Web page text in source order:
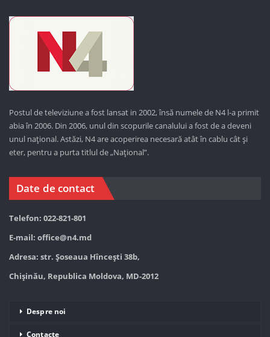
Postul de televiziune a fost lansat in 2002, însă numele de N4 l-a primit
abia în 2006. Din 2006, unul din scopurile canalului a fost de a deveni
unul național. Astăzi, N4 are acoperirea necesară atât în cablu cât și
eter, pentru a purta titlul de „Național”.
Date de contact
Telefon: 022-821-801
E-mail: office@n4.md
Adresa: str. Șoseaua Hînceşti 38b,
Chișinău, Republica Moldova, MD-2012
Despre noi
Contacte